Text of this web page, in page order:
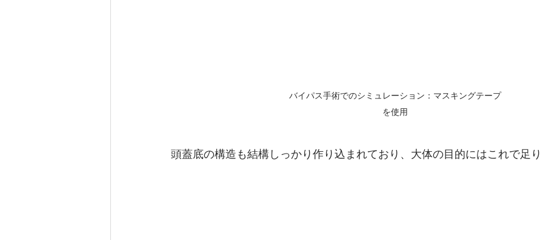
バイパス手術でのシミュレーション：マスキングテープ
を使用
頭蓋底の構造も結構しっかり作り込まれており、大体の目的にはこれで足